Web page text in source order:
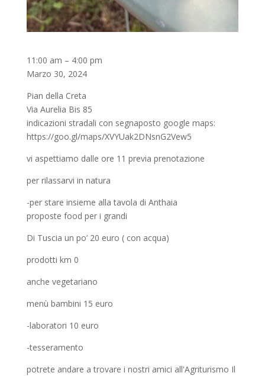
Le
giornate
Anthaia
11:00 am – 4:00 pm
Marzo 30, 2024
Pian della Creta
Via Aurelia Bis 85
indicazioni stradali con segnaposto google maps:
https://goo.gl/maps/XVYUak2DNsnG2Vew5
vi aspettiamo dalle ore 11 previa prenotazione
per rilassarvi in natura
-per stare insieme alla tavola di Anthaia
proposte food per i grandi
Di Tuscia un po’ 20 euro ( con acqua)
prodotti km 0
anche vegetariano
menù bambini 15 euro
-laboratori 10 euro
-tesseramento
potrete andare a trovare i nostri amici all'Agriturismo Il